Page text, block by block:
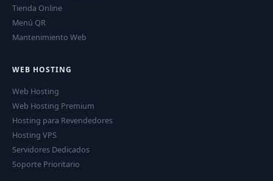
Tienda Online
Menú QR
Mantenimiento Web
WEB HOSTING
Web Hosting
Web Hosting Premium
Hosting para Revendedores
Hosting VPS
Servidores Dedicados
Soporte Prioritario